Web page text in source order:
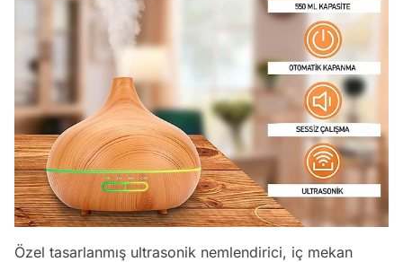
Özel tasarlanmış ultrasonik nemlendirici, iç mekan